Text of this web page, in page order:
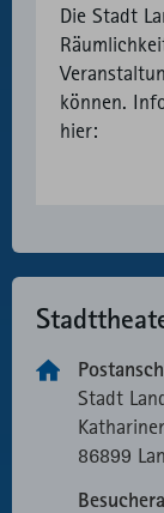
Die Stadt
können.
hier:
Stadt
86899